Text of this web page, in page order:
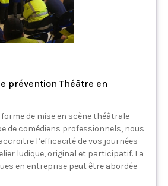
prévention Théâtre en
de mise en scène théâtrale
de comédiens professionnels, nous
l’efficacité de vos journées
ludique, original et participatif. La
en entreprise peut être abordée